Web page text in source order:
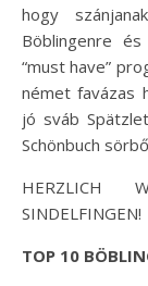
hogy
Böblingenre
“must have”
német favázas
jó sváb
Schönbuch
HERZLICH
SINDELFINGEN!
TOP 10